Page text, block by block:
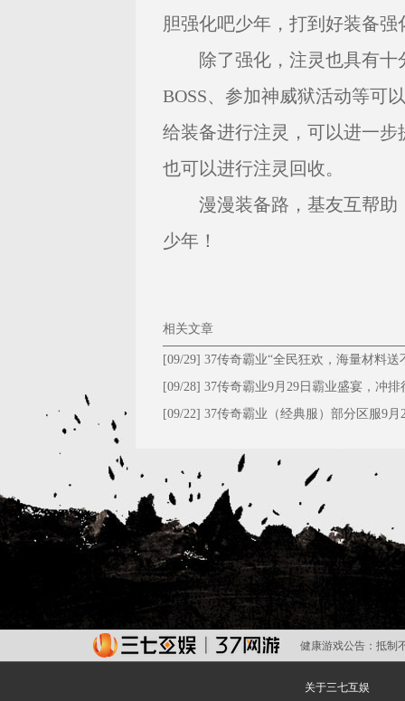
胆强化吧少年，打到好装备强
除了强化，注灵也具有十
BOSS、参加神威狱活动等可
给装备进行注灵，可以进一
也可以进行注灵回收。
漫漫装备路，基友互帮助
少年！
相关文章
[09/29] 37传奇霸业“全民狂欢，海量材料送
停！”
[09/28] ​37传奇霸业9月29日霸业盛宴，冲排
大礼！
[09/22] 37传奇霸业（经典服）部分区服9月
健康游戏公告： 抵制
关于三七互娱